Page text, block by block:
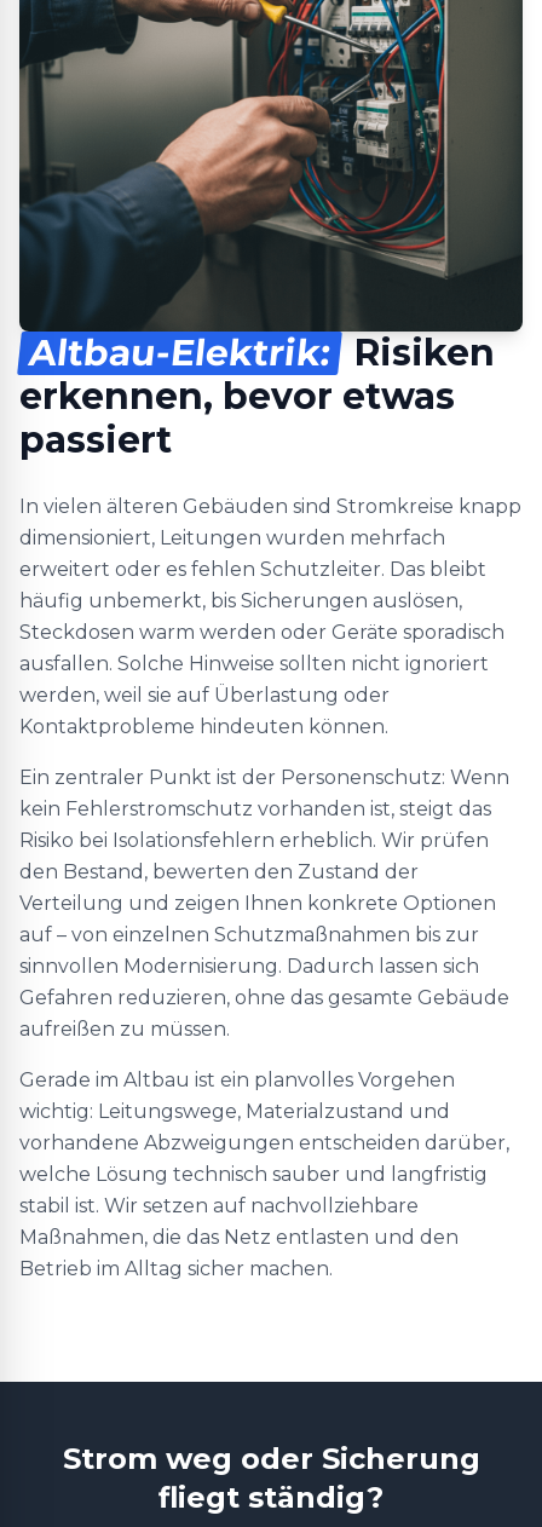
Altbau-Elektrik: Risiken
erkennen, bevor etwas
passiert
In vielen älteren Gebäuden sind Stromkreise knapp
dimensioniert, Leitungen wurden mehrfach
erweitert oder es fehlen Schutzleiter. Das bleibt
häufig unbemerkt, bis Sicherungen auslösen,
Steckdosen warm werden oder Geräte sporadisch
ausfallen. Solche Hinweise sollten nicht ignoriert
werden, weil sie auf Überlastung oder
Kontaktprobleme hindeuten können.
Ein zentraler Punkt ist der Personenschutz: Wenn
kein Fehlerstromschutz vorhanden ist, steigt das
Risiko bei Isolationsfehlern erheblich. Wir prüfen
den Bestand, bewerten den Zustand der
Verteilung und zeigen Ihnen konkrete Optionen
auf – von einzelnen Schutzmaßnahmen bis zur
sinnvollen Modernisierung. Dadurch lassen sich
Gefahren reduzieren, ohne das gesamte Gebäude
aufreißen zu müssen.
Gerade im Altbau ist ein planvolles Vorgehen
wichtig: Leitungswege, Materialzustand und
vorhandene Abzweigungen entscheiden darüber,
welche Lösung technisch sauber und langfristig
stabil ist. Wir setzen auf nachvollziehbare
Maßnahmen, die das Netz entlasten und den
Betrieb im Alltag sicher machen.
Strom weg oder Sicherung
fliegt ständig?